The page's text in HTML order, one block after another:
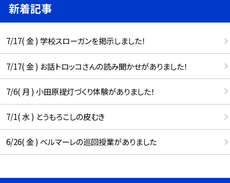
新着記事
7/17( 金 ) 学校スローガンを掲示しました！
7/17( 金 ) お話トロッコさんの読み聞かせがありました！
7/6( 月 ) 小田原提灯づくり体験がありました！
7/1( 水 ) とうもろこしの皮むき
6/26( 金 ) ベルマーレの巡回授業がありました